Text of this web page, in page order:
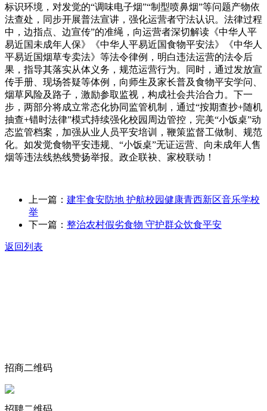
标识环境，对发觉的“调味电子烟”“制型喷鼻烟”等问题产物依
法查处，同步开展普法宣讲，强化运营者守法认识。法律过程
中，边指点、边宣传”的准绳，向运营者深切解读《中华人平
易近国未成年人保》《中华人平易近国食物平安法》《中华人
平易近国烟草专卖法》等法令律例，明白违法运营的法令后
果，指导其落实从体义务，规范运营行为。同时，通过发放宣
传手册、现场答疑等体例，向师生及家长普及食物平安学问、
烟草风险及路子，激励参取监视，构成社会共治合力。下一
步，两部分将成立常态化协同监管机制，通过“按期查抄+随机
抽查+错时法律”模式持续强化校园周边管控，完美“小饭桌”动
态监管档案，加强从业人员平安培训，鞭策监督工做制、规范
化。如发觉食物平安违规、“小饭桌”无证运营、向未成年人售
烟等违法线热线赞扬举报。政企联袂、家校联动！
上一篇： 建牢食安防地 护航校园健康青西新区音乐学校
举
下一篇： 整治农村假劣食物 守护群众饮食平安
返回列表
招商二维码
招聘二维码